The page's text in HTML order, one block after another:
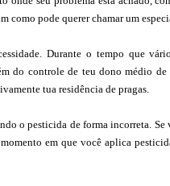
como pode querer chamar um
Durante o tempo que
do controle de teu dono médio
tua residência de pragas.
o pesticida de forma incorreta.
em que você aplica